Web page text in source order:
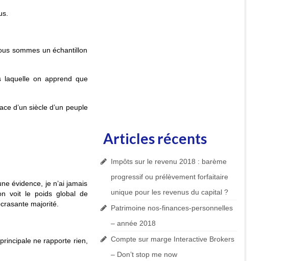
sommes un échantillon
laquelle on apprend que
d’un siècle d’un peuple
évidence, je n’ai jamais
voit le poids global de
majorité.
ne rapporte rien,
Articles récents
Impôts sur le revenu 2018 : barème
progressif ou prélèvement forfaitaire
unique pour les revenus du capital ?
Patrimoine nos-finances-personnelles
– année 2018
Compte sur marge Interactive Brokers
– Don’t stop me now